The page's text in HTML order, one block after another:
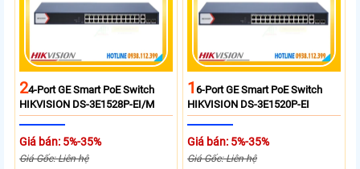
24-Port GE Smart PoE Switch
HIKVISION DS-3E1528P-EI/M
Giá bán: 5%-35%
Giá Gốc: Liên hệ
16-Port GE Smart PoE Switch
HIKVISION DS-3E1520P-EI
Giá bán: 5%-35%
Giá Gốc: Liên hệ